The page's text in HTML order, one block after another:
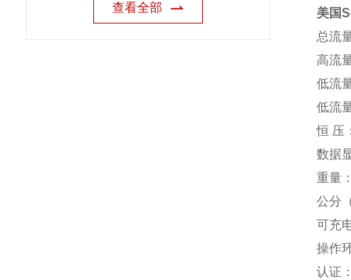
查看全部
美国
总流
高流
低流
低流
恒 压
数据
重量
公分
可充
操作
认证